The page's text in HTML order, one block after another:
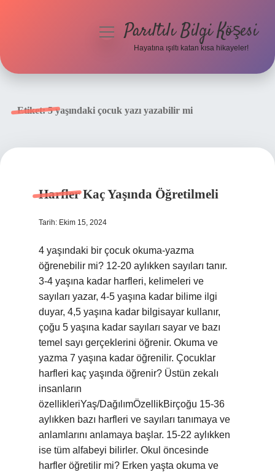
menüyüParıltılı Bilgi Köşesi
Hayatına ışıltı katan kısa hikayeler!
Etiket:5 yaşındaki çocuk yazı yazabilir mi
Harfler Kaç Yaşında Öğretilmeli
Tarih: Ekim 15, 2024
4 yaşındaki bir çocuk okuma-yazma
öğrenebilir mi? 12-20 aylıkken sayıları tanır.
3-4 yaşına kadar harfleri, kelimeleri ve
sayıları yazar, 4-5 yaşına kadar bilime ilgi
duyar, 4,5 yaşına kadar bilgisayar kullanır,
çoğu 5 yaşına kadar sayıları sayar ve bazı
temel sayı gerçeklerini öğrenir. Okuma ve
yazma 7 yaşına kadar öğrenilir. Çocuklar
harfleri kaç yaşında öğrenir? Üstün zekalı
insanların
özellikleriYaş/DağılımÖzellikBirçoğu 15-36
aylıkken bazı harfleri ve sayıları tanımaya ve
anlamlarını anlamaya başlar. 15-22 aylıkken
ise tüm alfabeyi bilirler. Okul öncesinde
harfler öğretilir mi? Erken yaşta okuma ve